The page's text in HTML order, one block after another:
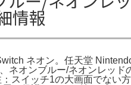
情報
ネオン。任天堂
ネオンブルー/ネオンレッ
スイッチ1の大画面でな